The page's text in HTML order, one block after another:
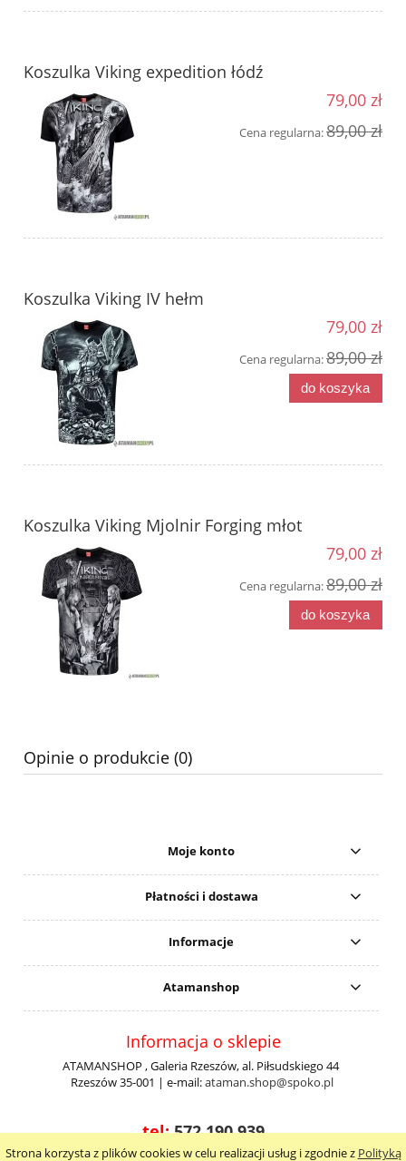
Strona korzysta z plików cookies w celu realizacji usług i zgodnie z Polityką
Koszulka Viking expedition łódź
79,00 zł
Cena regularna:89,00 zł
Koszulka Viking IV hełm
79,00 zł
Cena regularna:89,00 zł
do koszyka
Koszulka Viking Mjolnir Forging młot
79,00 zł
Cena regularna:89,00 zł
do koszyka
Opinie o produkcie (0)
Moje konto
Płatności i dostawa
Informacje
Atamanshop
Informacja o sklepie
ATAMANSHOP , Galeria Rzeszów, al. Piłsudskiego 44
Rzeszów 35-001 | e-mail:ataman.shop@spoko.pl
tel:572 190 939